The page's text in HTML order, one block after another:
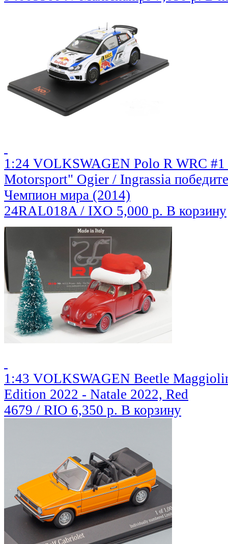
1:24 VOLKSWAGEN Polo R WRC
Motorsport" Ogier / Ingrassia
Чемпион мира (2014)
24RAL018A / IXO 5,000 р. В корзину
1:43 VOLKSWAGEN Beetle
Edition 2022 - Natale 2022, Red
4679 / RIO 6,350 р. В корзину